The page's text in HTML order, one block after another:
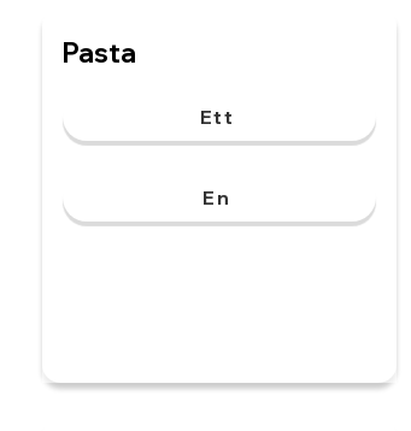
Pasta
Ett
En